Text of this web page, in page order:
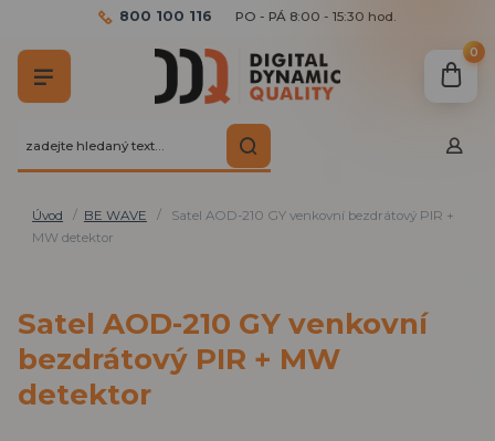
800 100 116 PO - PÁ 8:00 - 15:30 hod.
0
Úvod BE WAVE
Satel AOD-210 GY venkovní bezdrátový PIR +
MW detektor
Satel AOD-210 GY venkovní
bezdrátový PIR + MW
detektor